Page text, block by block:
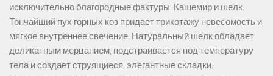
исключительно благородные фактуры: Кашемир и шелк.
Тончайший пух горных коз придает трикотажу невесомость и
мягкое внутреннее свечение. Натуральный шелк обладает
деликатным мерцанием, подстраивается под температуру
тела и создает струящиеся, элегантные складки.